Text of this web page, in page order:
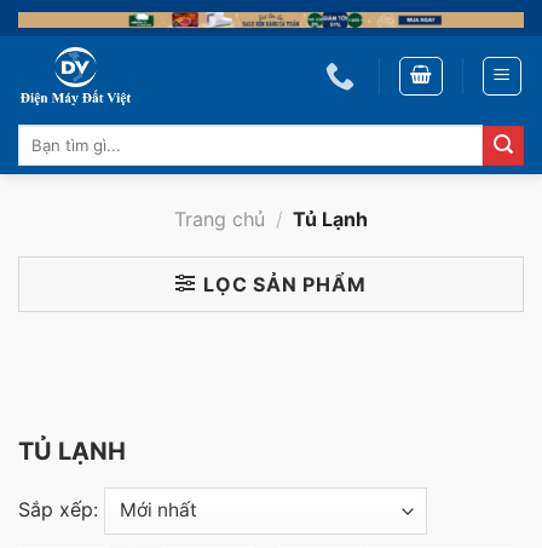
Skip
to
content
Tìm
kiếm:
Trang chủ / Tủ Lạnh
LỌC SẢN PHẨM
TỦ LẠNH
Sắp xếp: